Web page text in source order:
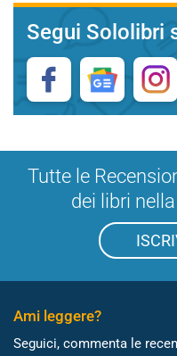
Segui Sololibri
Tutte le
dei libri
Ami leggere?
Seguici, commenta le